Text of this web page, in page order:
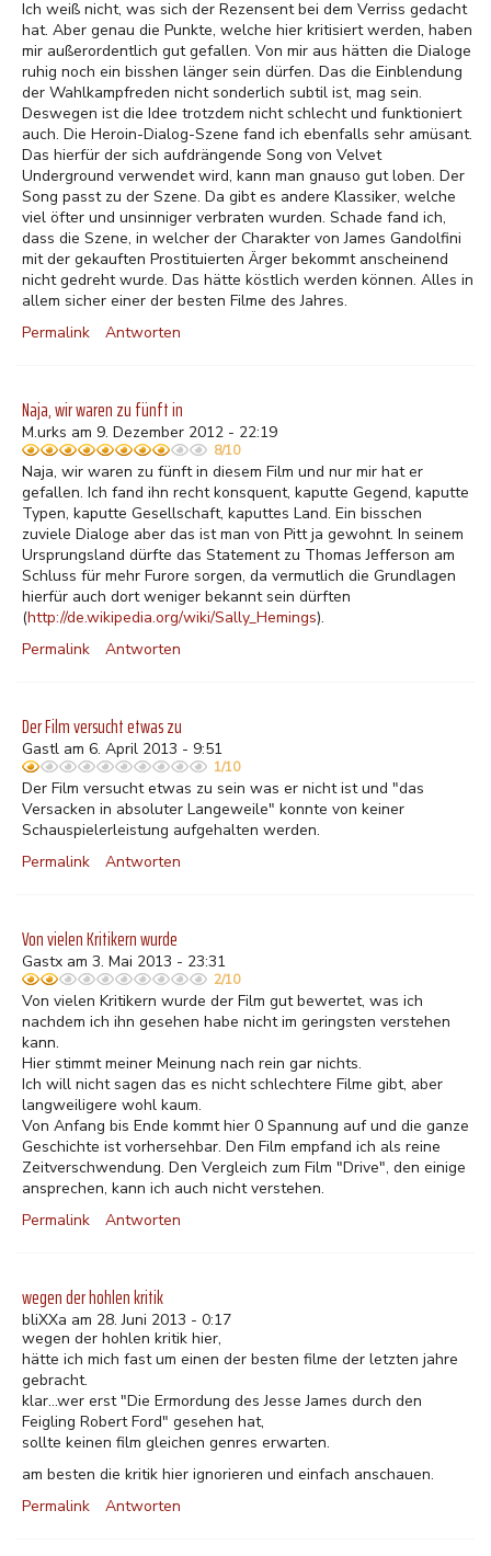
Ich weiß nicht, was sich der Rezensent bei dem Verriss gedacht
hat. Aber genau die Punkte, welche hier kritisiert werden, haben
mir außerordentlich gut gefallen. Von mir aus hätten die Dialoge
ruhig noch ein bisshen länger sein dürfen. Das die Einblendung
der Wahlkampfreden nicht sonderlich subtil ist, mag sein.
Deswegen ist die Idee trotzdem nicht schlecht und funktioniert
auch. Die Heroin-Dialog-Szene fand ich ebenfalls sehr amüsant.
Das hierfür der sich aufdrängende Song von Velvet
Underground verwendet wird, kann man gnauso gut loben. Der
Song passt zu der Szene. Da gibt es andere Klassiker, welche
viel öfter und unsinniger verbraten wurden. Schade fand ich,
dass die Szene, in welcher der Charakter von James Gandolfini
mit der gekauften Prostituierten Ärger bekommt anscheinend
nicht gedreht wurde. Das hätte köstlich werden können. Alles in
allem sicher einer der besten Filme des Jahres.
Permalink
Antworten
Naja, wir waren zu fünft in
M.urks am 9. Dezember 2012 - 22:19
8/10
Naja, wir waren zu fünft in diesem Film und nur mir hat er
gefallen. Ich fand ihn recht konsquent, kaputte Gegend, kaputte
Typen, kaputte Gesellschaft, kaputtes Land. Ein bisschen
zuviele Dialoge aber das ist man von Pitt ja gewohnt. In seinem
Ursprungsland dürfte das Statement zu Thomas Jefferson am
Schluss für mehr Furore sorgen, da vermutlich die Grundlagen
hierfür auch dort weniger bekannt sein dürften
(http://de.wikipedia.org/wiki/Sally_Hemings).
Permalink
Antworten
Der Film versucht etwas zu
Gastl am 6. April 2013 - 9:51
1/10
Der Film versucht etwas zu sein was er nicht ist und "das
Versacken in absoluter Langeweile" konnte von keiner
Schauspielerleistung aufgehalten werden.
Permalink
Antworten
Von vielen Kritikern wurde
Gastx am 3. Mai 2013 - 23:31
2/10
Von vielen Kritikern wurde der Film gut bewertet, was ich
nachdem ich ihn gesehen habe nicht im geringsten verstehen
kann.
Hier stimmt meiner Meinung nach rein gar nichts.
Ich will nicht sagen das es nicht schlechtere Filme gibt, aber
langweiligere wohl kaum.
Von Anfang bis Ende kommt hier 0 Spannung auf und die ganze
Geschichte ist vorhersehbar. Den Film empfand ich als reine
Zeitverschwendung. Den Vergleich zum Film "Drive", den einige
ansprechen, kann ich auch nicht verstehen.
Permalink
Antworten
wegen der hohlen kritik
bliXXa am 28. Juni 2013 - 0:17
wegen der hohlen kritik hier,
hätte ich mich fast um einen der besten filme der letzten jahre
gebracht.
klar...wer erst "Die Ermordung des Jesse James durch den
Feigling Robert Ford" gesehen hat,
sollte keinen film gleichen genres erwarten.
am besten die kritik hier ignorieren und einfach anschauen.
Permalink
Antworten